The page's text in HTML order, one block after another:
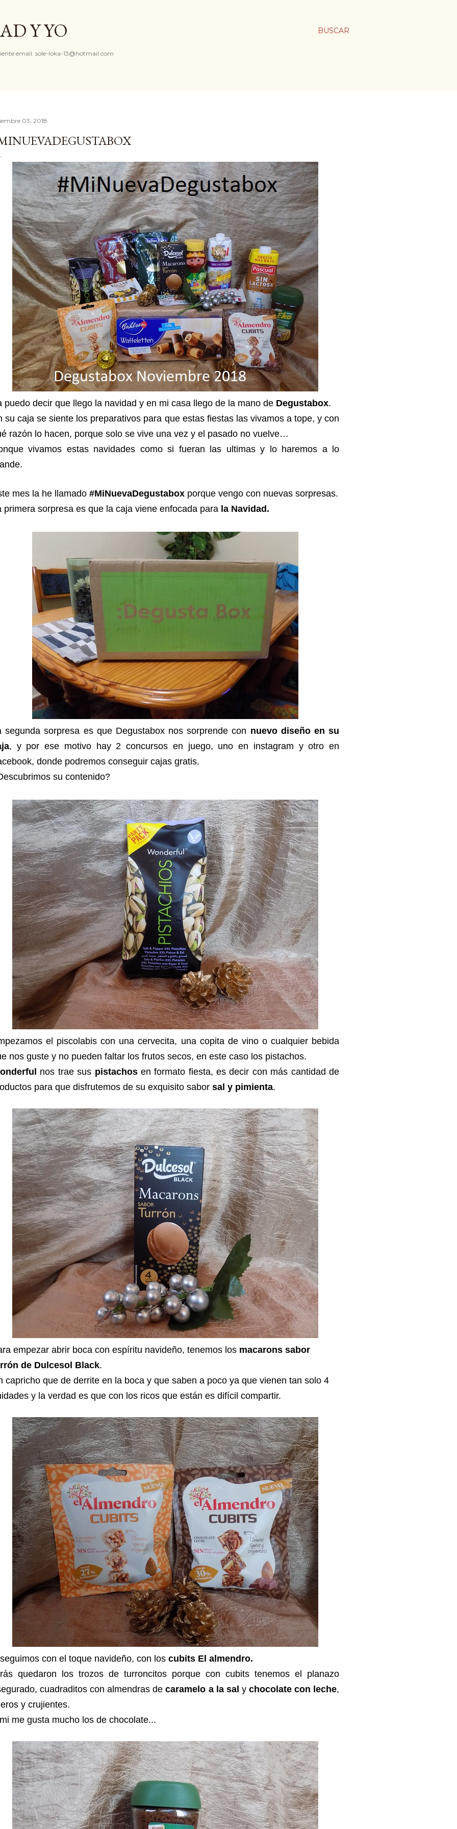
BUSCAR
Y YO
email: sole-loka-13@hotmail.com
03, 2018
puedo decir que llego la navidad y en mi casa llego de la mano de Degustabox.
su caja se siente los preparativos para que estas fiestas las vivamos a tope, y con
razón lo hacen, porque solo se vive una vez y el pasado no vuelve…
vivamos estas navidades como si fueran las ultimas y lo haremos a lo
mes la he llamado #MiNuevaDegustabox porque vengo con nuevas sorpresas.
primera sorpresa es que la caja viene enfocada para la Navidad.
segunda sorpresa es que Degustabox nos sorprende con nuevo diseño en su
, y por ese motivo hay 2 concursos en juego, uno en instagram y otro en
donde podremos conseguir cajas gratis.
su contenido?
el piscolabis con una cervecita, una copita de vino o cualquier bebida
nos guste y no pueden faltar los frutos secos, en este caso los pistachos.
nos trae sus pistachosen formato fiesta, es decir con más cantidad de
para que disfrutemos de su exquisito sabor sal y pimienta.
empezar abrir boca con espíritu navideño, tenemos los macarons sabor
de Dulcesol Black.
capricho que de derrite en la boca y que saben a poco ya que vienen tan solo 4
y la verdad es que con los ricos que están es difícil compartir.
con el toque navideño, con los cubits El almendro.
quedaron los trozos de turroncitos porque con cubits tenemos el planazo
cuadraditos con almendras decaramelo a la sal y chocolate con leche,
y crujientes.
me gusta mucho los de chocolate...